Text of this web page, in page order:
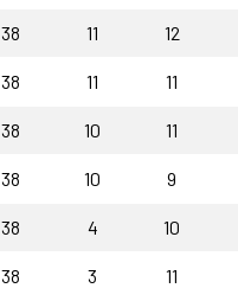
38 11 12
38 11 11
38 10 11
38 10 9
38 4 10
38 3 11